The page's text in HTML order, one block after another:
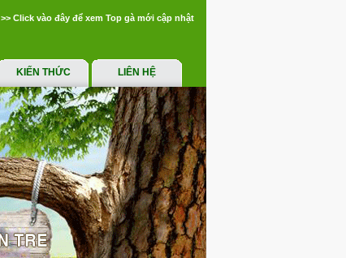
>> Click vào đây để xem Top gà mới cập nhật
KIẾN THỨC LIÊN HỆ